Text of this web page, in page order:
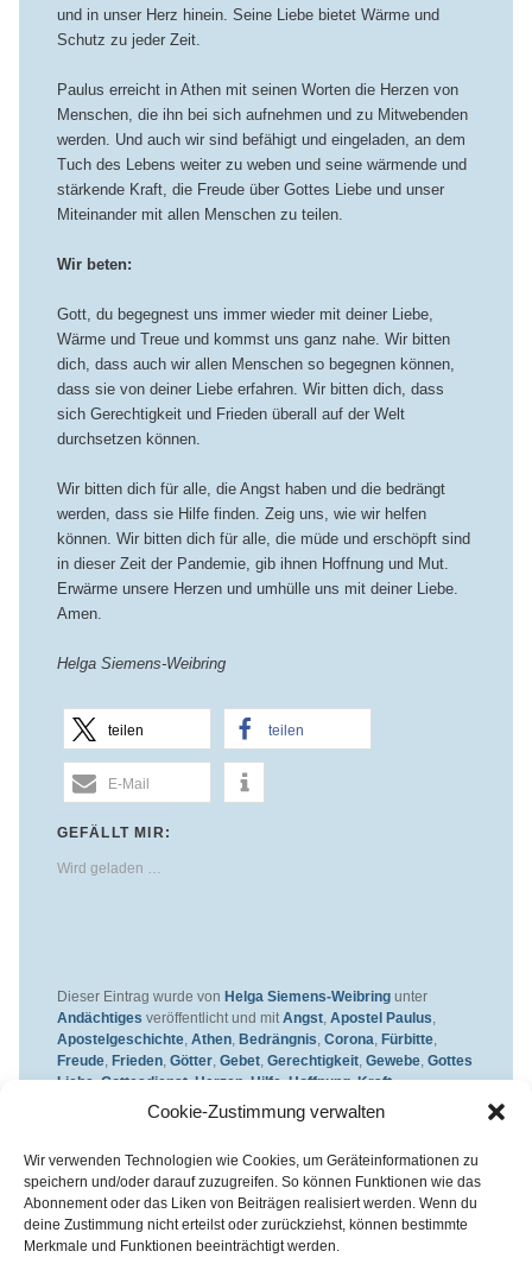
Cookie-Zustimmung verwalten
Wir verwenden Technologien wie Cookies, um Geräteinformationen zu
speichern und/oder darauf zuzugreifen. So können Funktionen wie das
Abonnement oder das Liken von Beiträgen realisiert werden. Wenn du
deine Zustimmung nicht erteilst oder zurückziehst, können bestimmte
Merkmale und Funktionen beeinträchtigt werden.
und in unser Herz hinein. Seine Liebe bietet Wärme und
Schutz zu jeder Zeit.
Paulus erreicht in Athen mit seinen Worten die Herzen von
Menschen, die ihn bei sich aufnehmen und zu Mitwebenden
werden. Und auch wir sind befähigt und eingeladen, an dem
Tuch des Lebens weiter zu weben und seine wärmende und
stärkende Kraft, die Freude über Gottes Liebe und unser
Miteinander mit allen Menschen zu teilen.
Wir beten:
Gott, du begegnest uns immer wieder mit deiner Liebe,
Wärme und Treue und kommst uns ganz nahe. Wir bitten
dich, dass auch wir allen Menschen so begegnen können,
dass sie von deiner Liebe erfahren. Wir bitten dich, dass
sich Gerechtigkeit und Frieden überall auf der Welt
durchsetzen können.
Wir bitten dich für alle, die Angst haben und die bedrängt
werden, dass sie Hilfe finden. Zeig uns, wie wir helfen
können. Wir bitten dich für alle, die müde und erschöpft sind
in dieser Zeit der Pandemie, gib ihnen Hoffnung und Mut.
Erwärme unsere Herzen und umhülle uns mit deiner Liebe.
Amen.
Helga Siemens-Weibring
teilen teilen
E-Mail
GEFÄLLT MIR:
Wird geladen …
Dieser Eintrag wurde von Helga Siemens-Weibringunter
Andächtiges veröffentlicht und mit Angst, Apostel Paulus
Apostelgeschichte, Athen, Bedrängnis Corona Fürbitte,
Freude, Frieden, Götter, Gebet, Gerechtigkeit, Gewebe, Gottes
Liebe,Gottesdienst,Herzen,Hilfe,Hoffnung,Kraft,
Mut Pandemie, Schöpfung
Tempel
Lesezeichen für denPermalink.
Kirchenkreis Essen | Referat für Presse- und Öffentlichkeitsarbeit /